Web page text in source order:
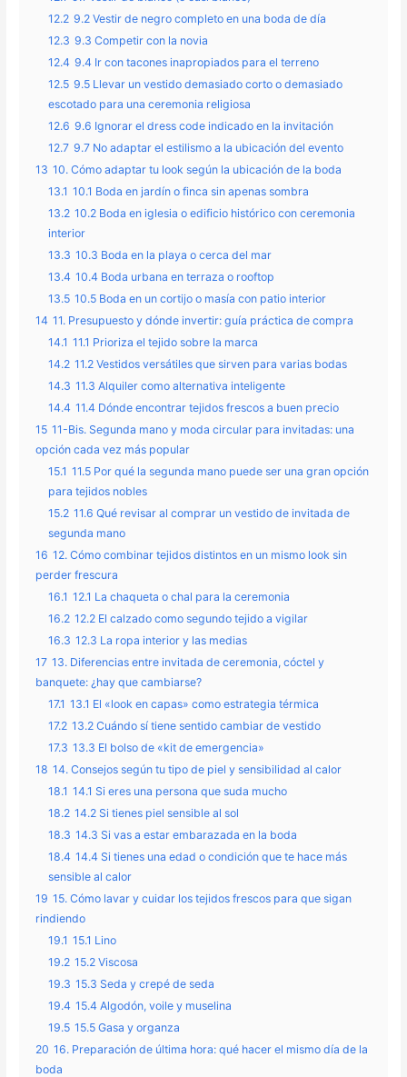
12.2 9.2 Vestir de negro completo en una boda de día
12.3 9.3 Competir con la novia
12.4 9.4 Ir con tacones inapropiados para el terreno
12.5 9.5 Llevar un vestido demasiado corto o demasiado
escotado para una ceremonia religiosa
12.6 9.6 Ignorar el dress code indicado en la invitación
12.7 9.7 No adaptar el estilismo a la ubicación del evento
13 10. Cómo adaptar tu look según la ubicación de la boda
13.1 10.1 Boda en jardín o finca sin apenas sombra
13.2 10.2 Boda en iglesia o edificio histórico con ceremonia
interior
13.3 10.3 Boda en la playa o cerca del mar
13.4 10.4 Boda urbana en terraza o rooftop
13.5 10.5 Boda en un cortijo o masía con patio interior
14 11. Presupuesto y dónde invertir: guía práctica de compra
14.1 11.1 Prioriza el tejido sobre la marca
14.2 11.2 Vestidos versátiles que sirven para varias bodas
14.3 11.3 Alquiler como alternativa inteligente
14.4 11.4 Dónde encontrar tejidos frescos a buen precio
15 11-Bis. Segunda mano y moda circular para invitadas: una
opción cada vez más popular
15.1 11.5 Por qué la segunda mano puede ser una gran opción
para tejidos nobles
15.2 11.6 Qué revisar al comprar un vestido de invitada de
segunda mano
16 12. Cómo combinar tejidos distintos en un mismo look sin
perder frescura
16.1 12.1 La chaqueta o chal para la ceremonia
16.2 12.2 El calzado como segundo tejido a vigilar
16.3 12.3 La ropa interior y las medias
17 13. Diferencias entre invitada de ceremonia, cóctel y
banquete: ¿hay que cambiarse?
17.1 13.1 El «look en capas» como estrategia térmica
17.2 13.2 Cuándo sí tiene sentido cambiar de vestido
17.3 13.3 El bolso de «kit de emergencia»
18 14. Consejos según tu tipo de piel y sensibilidad al calor
18.1 14.1 Si eres una persona que suda mucho
18.2 14.2 Si tienes piel sensible al sol
18.3 14.3 Si vas a estar embarazada en la boda
18.4 14.4 Si tienes una edad o condición que te hace más
sensible al calor
19 15. Cómo lavar y cuidar los tejidos frescos para que sigan
rindiendo
19.1 15.1 Lino
19.2 15.2 Viscosa
19.3 15.3 Seda y crepé de seda
19.4 15.4 Algodón, voile y muselina
19.5 15.5 Gasa y organza
20 16. Preparación de última hora: qué hacer el mismo día de la
boda